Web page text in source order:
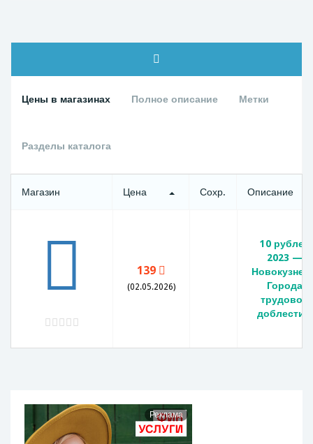
Цены в магазинах Полное описание Метки
Разделы каталога
Магазин Цена Сохр. Описание
139
(02.05.2026)
10 рублей
2023 —
Города
трудовой
доблести.
Реклама